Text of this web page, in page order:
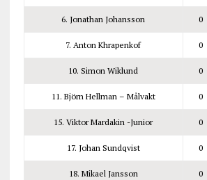
6. Jonathan Johansson 0
7. Anton Khrapenkof 0
10. Simon Wiklund 0
11. Björn Hellman – Målvakt 0
15. Viktor Mardakin -Junior 0
17. Johan Sundqvist 0
18. Mikael Jansson 0